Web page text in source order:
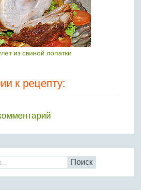
из свиной лопатки
к рецепту:
Поиск